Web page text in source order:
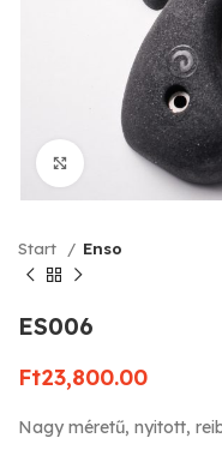
Click to enlarge
Start Enso
ES006
Ft23,800.00
Nagy méretű, nyitott,